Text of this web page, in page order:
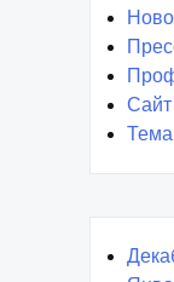
Сайт
Тема